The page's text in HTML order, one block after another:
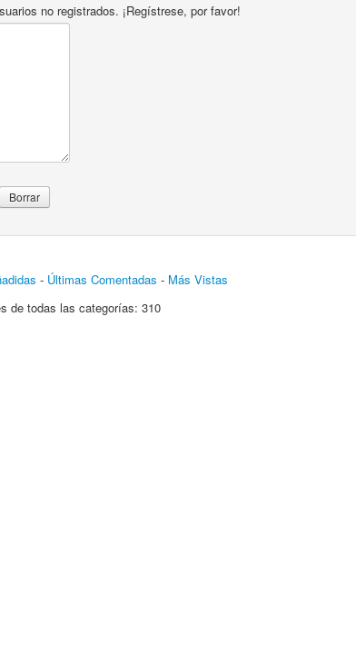
no registrados. ¡Regístrese, por favor!
- Últimas Comentadas - Más Vistas
de todas las categorías: 310